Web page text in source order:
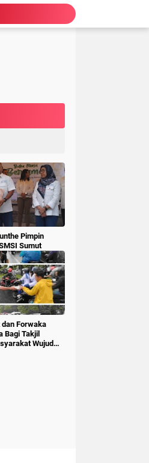
di Madina
Sidang Korupsi Waterfront City Samosir: Eks PPK Akui Hanya Lanjutkan Pekerjaan, KPA Beberkan Pengawasan Proyek
Pimpin
Sumut
Forwaka
Bagi Takjil
Wujud